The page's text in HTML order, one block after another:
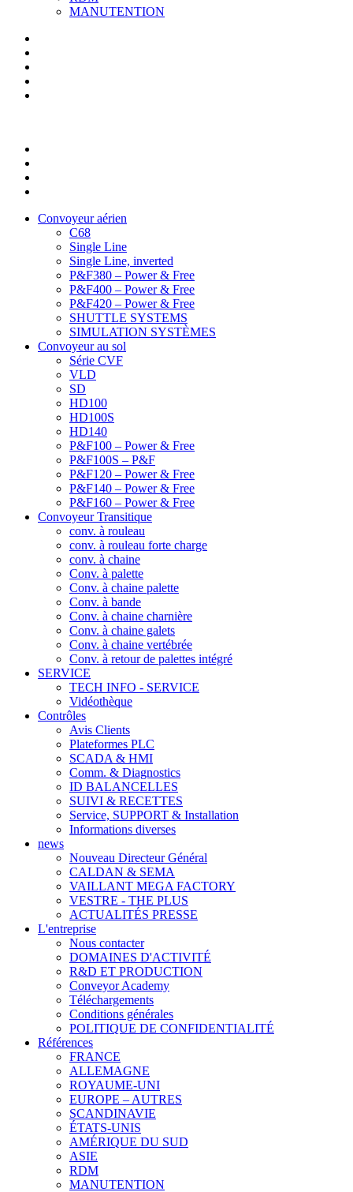
MANUTENTION
Convoyeur aérien
C68
Single Line
Single Line, inverted
P&F380 – Power & Free
P&F400 – Power & Free
P&F420 – Power & Free
SHUTTLE SYSTEMS
SIMULATION SYSTÈMES
Convoyeur au sol
Série CVF
VLD
SD
HD100
HD100S
HD140
P&F100 – Power & Free
P&F100S – P&F
P&F120 – Power & Free
P&F140 – Power & Free
P&F160 – Power & Free
Convoyeur Transitique
conv. à rouleau
conv. à rouleau forte charge
conv. à chaine
Conv. à palette
Conv. à chaine palette
Conv. à bande
Conv. à chaine charnière
Conv. à chaine galets
Conv. à chaine vertébrée
Conv. à retour de palettes intégré
SERVICE
TECH INFO - SERVICE
Vidéothèque
Contrôles
Avis Clients
Plateformes PLC
SCADA & HMI
Comm. & Diagnostics
ID BALANCELLES
SUIVI & RECETTES
Service, SUPPORT & Installation
Informations diverses
news
Nouveau Directeur Général
CALDAN & SEMA
VAILLANT MEGA FACTORY
VESTRE - THE PLUS
ACTUALITÉS PRESSE
L'entreprise
Nous contacter
DOMAINES D'ACTIVITÉ
R&D ET PRODUCTION
Conveyor Academy
Téléchargements
Conditions générales
POLITIQUE DE CONFIDENTIALITÉ
Références
FRANCE
ALLEMAGNE
ROYAUME-UNI
EUROPE – AUTRES
SCANDINAVIE
ÉTATS-UNIS
AMÉRIQUE DU SUD
ASIE
RDM
MANUTENTION